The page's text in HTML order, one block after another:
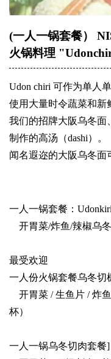
(一人一锅套餐）
火锅料理
Udon chiri 可作为单人
使用大量时令蔬菜和新
我们的招牌大阪乌冬面
制作的高汤（dashi）。
闻名遐迩的大阪乌冬面
一人一锅套餐：
开胃菜/炸鱼/辣椒乌冬
最受欢迎
一人份火锅套餐乌冬切
开胃菜 / 生鱼片 / 炸
杯）
一人一锅乌冬切肉套餐]